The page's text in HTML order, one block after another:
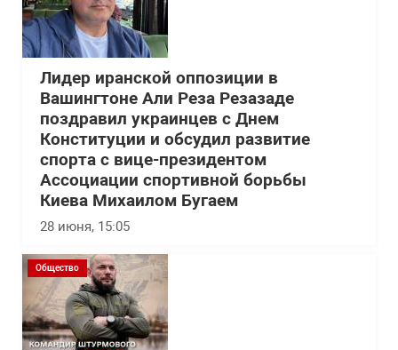
Лидер иранской оппозиции в
Вашингтоне Али Реза Резазаде
поздравил украинцев с Днем
Конституции и обсудил развитие
спорта с вице-президентом
Ассоциации спортивной борьбы
Киева Михаилом Бугаем
28 июня, 15:05
Общество